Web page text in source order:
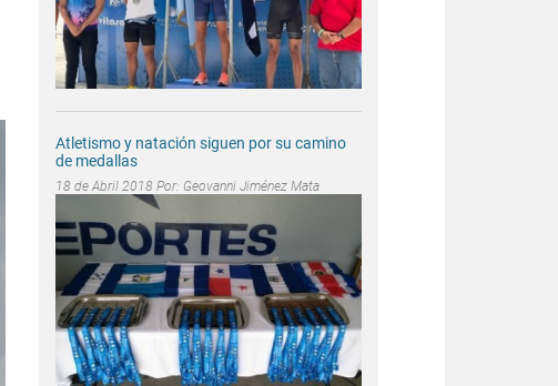
Atletismo y natación siguen por su camino
de medallas
18 de Abril 2018 Por: Geovanni Jiménez Mata